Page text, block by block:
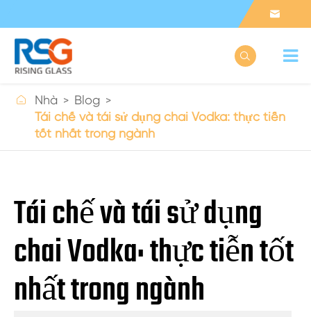


 Nhà
Blog
Tái chế và tái sử dụng chai Vodka: thực tiễn
tốt nhất trong ngành
Tái chế và tái sử dụng
chai Vodka: thực tiễn tốt
nhất trong ngành